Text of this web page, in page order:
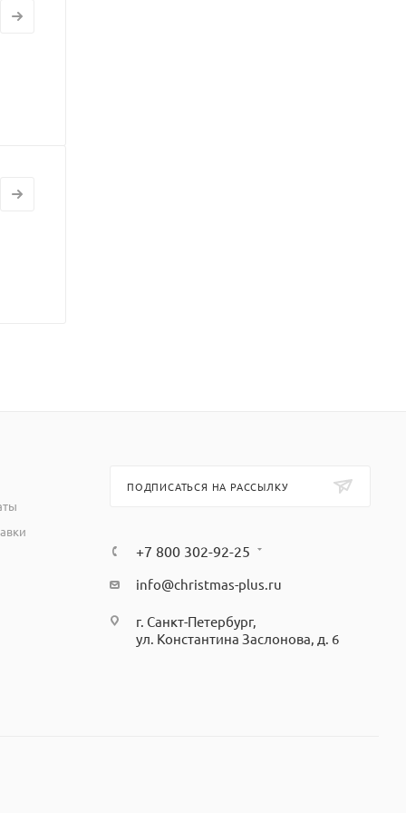
ПОДПИСАТЬСЯ НА РАССЫЛКУ
+7 800 302-92-25
info@christmas-plus.ru
г. Санкт-Петербург,
ул. Константина Заслонова, д. 6